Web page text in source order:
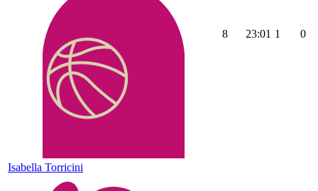
Isabella Torricini
8 23:01 1 0